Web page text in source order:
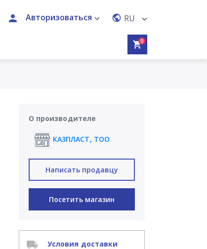
Авторизоваться RU
0
О производителе
КАЗПЛАСТ, ТОО
Написать продавцу
Посетить магазин
Условия доставки